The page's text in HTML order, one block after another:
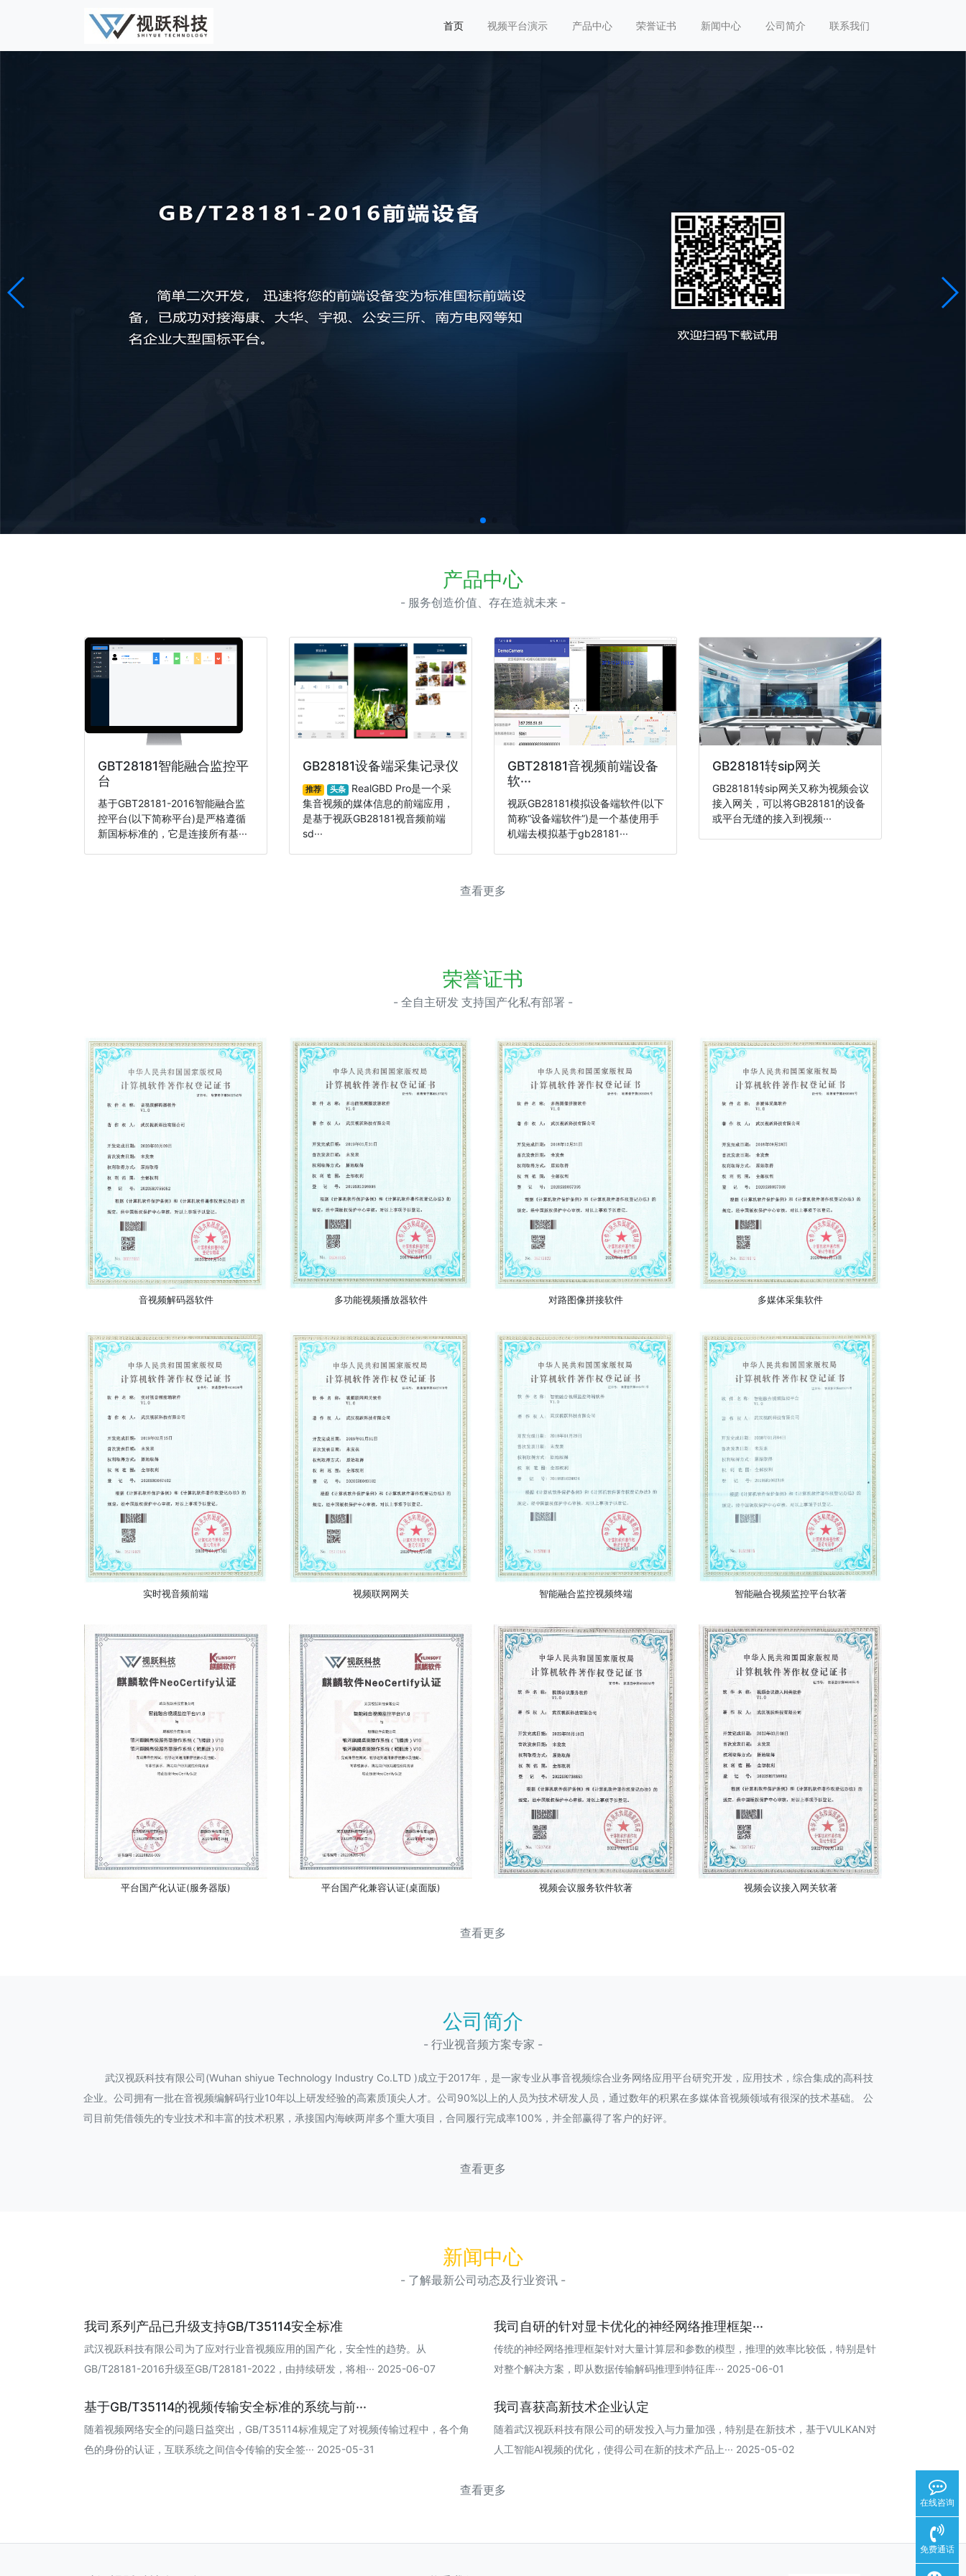
首页 视频平台演示 产品中心 荣誉证书 新闻中心 公司简介 联系我们
产品中心
- 服务创造价值、存在造就未来 -
GBT28181智能融合监控平
台
基于GBT28181-2016智能融合监
控平台(以下简称平台)是严格遵循
新国标标准的，它是连接所有基···
GB28181设备端采集记录仪
推荐 头条
RealGBD Pro是一个采
集音视频的媒体信息的前端应用，
是基于视跃GB28181视音频前端
sd···
GBT28181音视频前端设备
软···
视跃GB28181模拟设备端软件(以下
简称“设备端软件”)是一个基使用手
机端去模拟基于gb28181···
GB28181转sip网关
GB28181转sip网关又称为视频会议
接入网关，可以将GB28181的设备
或平台无缝的接入到视频···
查看更多
荣誉证书
- 全自主研发 支持国产化私有部署 -
音视频解码器软件 多功能视频播放器软件 对路图像拼接软件 多媒体采集软件
实时视音频前端 视频联网网关 智能融合监控视频终端 智能融合视频监控平台软著
平台国产化认证(服务器版) 平台国产化兼容认证(桌面版) 视频会议服务软件软著 视频会议接入网关软著
查看更多
公司简介
- 行业视音频方案专家 -
武汉视跃科技有限公司(Wuhan shiyue Technology Industry Co.LTD )成立于2017年，是一家专业从事音视频综合业务网络应用平台研究开发，应用技术，综合集成的高科技
企业。公司拥有一批在音视频编解码行业10年以上研发经验的高素质顶尖人才。公司90%以上的人员为技术研发人员，通过数年的积累在多媒体音视频领域有很深的技术基础。 公
司目前凭借领先的专业技术和丰富的技术积累，承接国内海峡两岸多个重大项目，合同履行完成率100%，并全部赢得了客户的好评。
查看更多
新闻中心
- 了解最新公司动态及行业资讯 -
我司系列产品已升级支持GB/T35114安全标准
武汉视跃科技有限公司为了应对行业音视频应用的国产化，安全性的趋势。从
GB/T28181-2016升级至GB/T28181-2022，由持续研发，将相··· 2025-06-07
我司自研的针对显卡优化的神经网络推理框架···
传统的神经网络推理框架针对大量计算层和参数的模型，推理的效率比较低，特别是针
对整个解决方案，即从数据传输解码推理到特征库··· 2025-06-01
基于GB/T35114的视频传输安全标准的系统与前···
随着视频网络安全的问题日益突出，GB/T35114标准规定了对视频传输过程中，各个角
色的身份的认证，互联系统之间信令传输的安全签··· 2025-05-31
我司喜获高新技术企业认定
随着武汉视跃科技有限公司的研发投入与力量加强，特别是在新技术，基于VULKAN对
人工智能AI视频的优化，使得公司在新的技术产品上··· 2025-05-02
查看更多
在线咨询
免费通话